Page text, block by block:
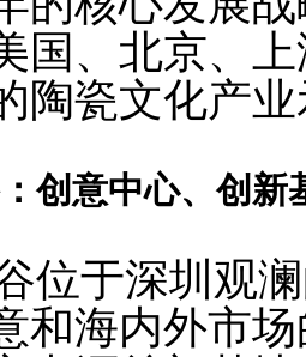
国、北京、
陶瓷文化产
创意中心、创新
位于深圳观
和海内外市